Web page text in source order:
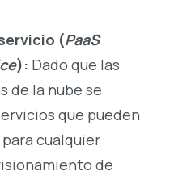
(PaaS
): Dado que las
de la nube se
que pueden
cualquier
de